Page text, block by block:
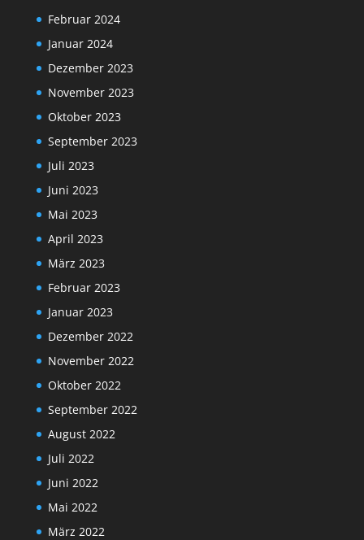
Februar 2024
Januar 2024
Dezember 2023
November 2023
Oktober 2023
September 2023
Juli 2023
Juni 2023
Mai 2023
April 2023
März 2023
Februar 2023
Januar 2023
Dezember 2022
November 2022
Oktober 2022
September 2022
August 2022
Juli 2022
Juni 2022
Mai 2022
März 2022